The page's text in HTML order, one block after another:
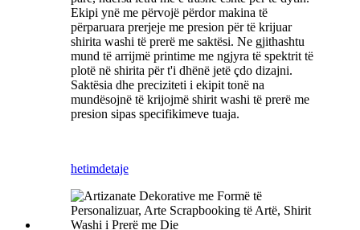
Ekipi ynë me përvojë përdor makina të
përparuara prerjeje me presion për të krijuar
shirita washi të prerë me saktësi. Ne gjithashtu
mund të arrijmë printime me ngjyra të spektrit të
plotë në shirita për t'i dhënë jetë çdo dizajni.
Saktësia dhe preciziteti i ekipit tonë na
mundësojnë të krijojmë shirit washi të prerë me
presion sipas specifikimeve tuaja.
hetimdetaje